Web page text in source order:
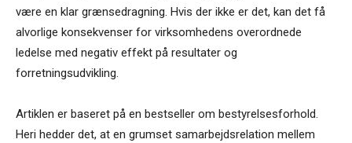
være en klar grænsedragning. Hvis der ikke er det, kan det få
alvorlige konsekvenser for virksomhedens overordnede
ledelse med negativ effekt på resultater og
forretningsudvikling.
Artiklen er baseret på en bestseller om bestyrelsesforhold.
Heri hedder det, at en grumset samarbejdsrelation mellem